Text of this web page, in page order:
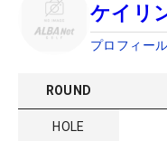
ケイリ
プロフィール
ROUND
HOLE